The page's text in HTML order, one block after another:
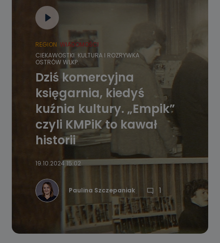
REGION WIADOMOŚCI
CIEKAWOSTKI KULTURA I ROZRYWKA
OSTRÓW WLKP.
Dziś komercyjna
księgarnia, kiedyś
kuźnia kultury. „Empik”
czyli KMPiK to kawał
historii
19.10.2024 15:02
Paulina Szczepaniak 1